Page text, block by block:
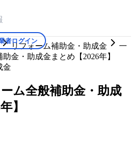
者ログイン
リフォーム補助金・助成金
一
金・助成金まとめ【2026年】
金
ム全般補助金・助成
】